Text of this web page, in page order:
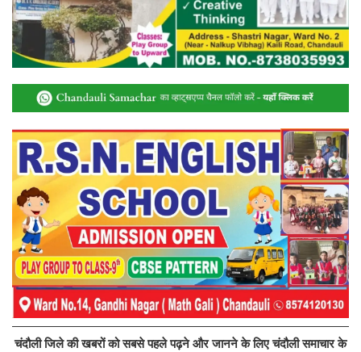
चंदौली जिले की खबरों को सबसे पहले पढ़ने और जानने के लिए चंदौली समाचार के